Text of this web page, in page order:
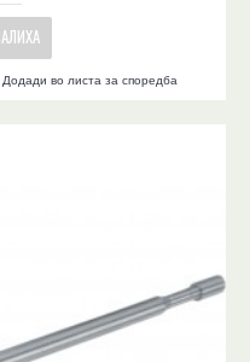
Додади во листа за споредба